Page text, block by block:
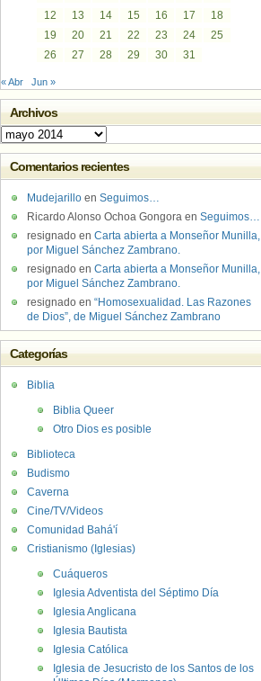
12
13 14 15 16 17
18
19
20 21 22 23 24
25
26
27 28 29 30 31
« Abr Jun »
Archivos
Archivos
Comentarios recientes
Mudejarillo en Seguimos…
Ricardo Alonso Ochoa Gongora en Seguimos…
resignado en Carta abierta a Monseñor Munilla,
por Miguel Sánchez Zambrano.
resignado en Carta abierta a Monseñor Munilla,
por Miguel Sánchez Zambrano.
resignado en “Homosexualidad. Las Razones
de Dios”, de Miguel Sánchez Zambrano
Categorías
Biblia
Biblia Queer
Otro Dios es posible
Biblioteca
Budismo
Caverna
Cine/TV/Videos
Comunidad Bahá'í
Cristianismo (Iglesias)
Cuáqueros
Iglesia Adventista del Séptimo Día
Iglesia Anglicana
Iglesia Bautista
Iglesia Católica
Iglesia de Jesucristo de los Santos de los